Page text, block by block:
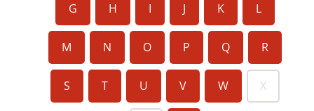
G H I J K L
M N O P Q R
S T U V W X